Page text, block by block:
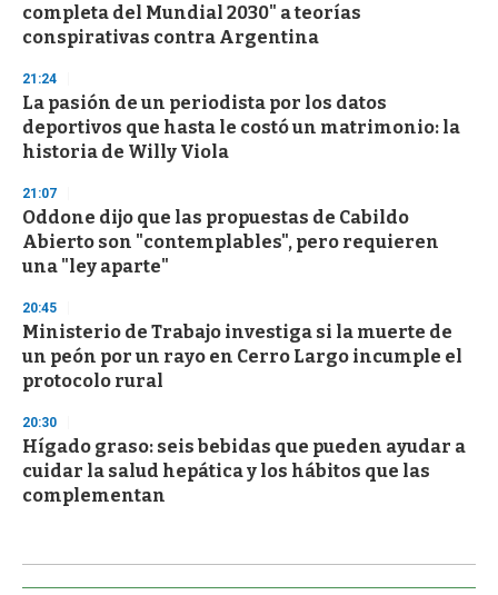
completa del Mundial 2030" a teorías
conspirativas contra Argentina
21:24
La pasión de un periodista por los datos
deportivos que hasta le costó un matrimonio: la
historia de Willy Viola
21:07
Oddone dijo que las propuestas de Cabildo
Abierto son "contemplables", pero requieren
una "ley aparte"
20:45
Ministerio de Trabajo investiga si la muerte de
un peón por un rayo en Cerro Largo incumple el
protocolo rural
20:30
Hígado graso: seis bebidas que pueden ayudar a
cuidar la salud hepática y los hábitos que las
complementan